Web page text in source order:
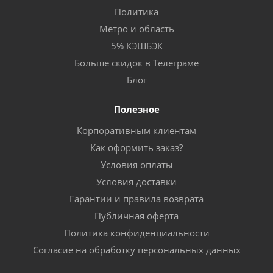
Политика
Метро и область
5% КЭШБЭК
Больше скидок в Телеграме
Блог
Полезное
Корпоративным клиентам
Как оформить заказ?
Условия оплаты
Условия доставки
Гарантии и правила возврата
Публичная оферта
Политика конфиденциальности
Согласие на обработку персональных данных